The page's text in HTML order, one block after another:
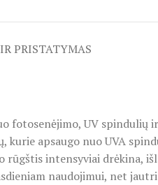
PRISTATYMAS
fotosenėjimo, UV spindulių
apsaugo nuo UVA
rūgštis intensyviai drėkina,
naudojimui, net